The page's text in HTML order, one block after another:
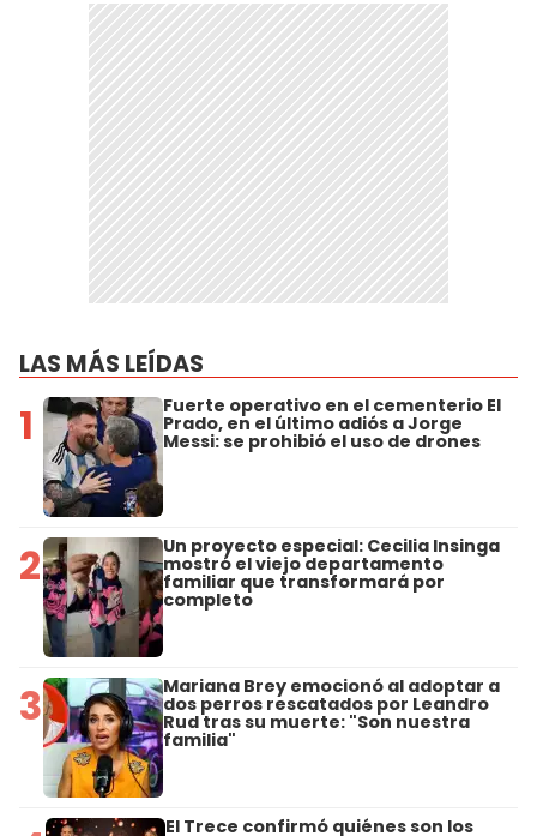
LAS MÁS LEÍDAS
1 Fuerte operativo en el cementerio El
Prado, en el último adiós a Jorge
Messi: se prohibió el uso de drones
2 Un proyecto especial: Cecilia Insinga
mostró el viejo departamento
familiar que transformará por
completo
3 Mariana Brey emocionó al adoptar a
dos perros rescatados por Leandro
Rud tras su muerte: "Son nuestra
familia"
El Trece confirmó quiénes son los